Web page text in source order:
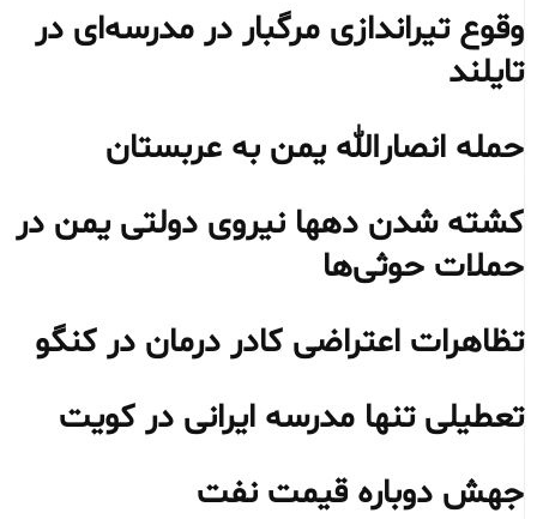
وقوع تیراندازی مرگبار در مدرسه‌ای در
تایلند
حمله انصارالله یمن به عربستان
کشته شدن دهها نیروی دولتی یمن در
حملات حوثی‌ها
تظاهرات اعتراضی کادر درمان در کنگو
تعطیلی تنها مدرسه ایرانی در کویت
جهش دوباره قیمت نفت